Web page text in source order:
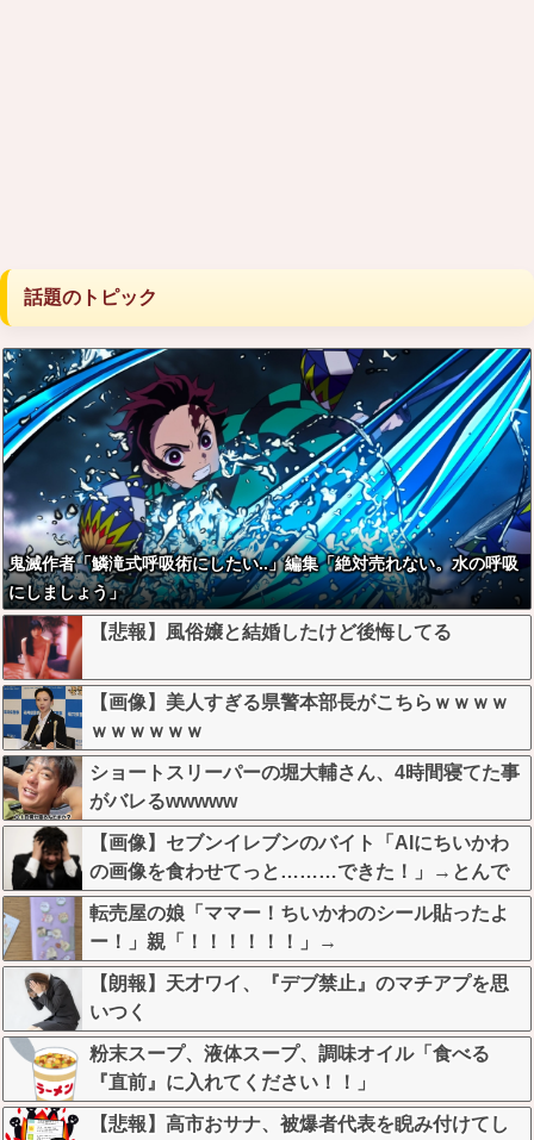
話題のトピック
鬼滅作者「鱗滝式呼吸術にしたい..」編集「絶対売れない。水の呼吸
にしましょう」
【悲報】風俗嬢と結婚したけど後悔してる
【画像】美人すぎる県警本部長がこちらｗｗｗｗ
ｗｗｗｗｗｗ
ショートスリーパーの堀大輔さん、4時間寝てた事
がバレるwwwww
【画像】セブンイレブンのバイト「AIにちいかわ
の画像を食わせてっと………できた！」→とんで
もないものが出来上がってしまうw w w w w
転売屋の娘「ママー！ちいかわのシール貼ったよ
ー！」親「！！！！！！」→
【朗報】天才ワイ、『デブ禁止』のマチアプを思
いつく
粉末スープ、液体スープ、調味オイル「食べる
『直前』に入れてください！！」
【悲報】高市おサナ、被爆者代表を睨み付けてし